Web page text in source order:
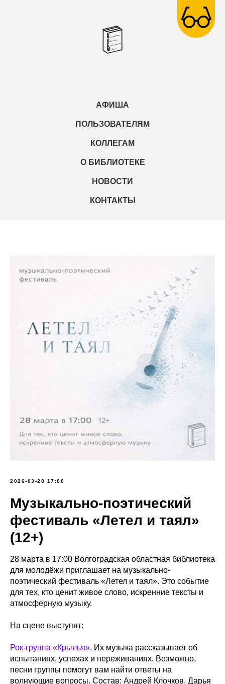
АФИША
ПОЛЬЗОВАТЕЛЯМ
КОЛЛЕГАМ
О БИБЛИОТЕКЕ
НОВОСТИ
КОНТАКТЫ
2026-03-28 17:00
Музыкально-поэтический
фестиваль «Летел и таял»
(12+)
28 марта в 17:00 Волгоградская областная библиотека
для молодёжи приглашает на музыкально-
поэтический фестиваль «Летел и таял». Это событие
для тех, кто ценит живое слово, искренние тексты и
атмосферную музыку.
На сцене выступят:
Рок-группа «Крылья». Их музыка рассказывает об
испытаниях, успехах и переживаниях. Возможно,
песни группы помогут вам найти ответы на
волнующие вопросы. Состав: Андрей Клочков, Дарья